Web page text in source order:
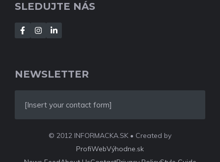
SLEDUJTE NÁS
NEWSLETTER
[Insert your contact form]
© 2012 INFORMACKA.SK • Created by
ProfiWebVýhodne.sk